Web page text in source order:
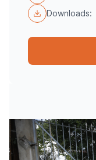
Downloads: